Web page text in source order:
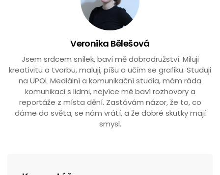
Veronika Bělešová
Jsem srdcem snílek, baví mě dobrodružství. Miluji
kreativitu a tvorbu, maluji, píšu a učím se grafiku. Studuji
na UPOL Mediální a komunikační studia, mám ráda
komunikaci s lidmi, nejvíce mě baví rozhovory a
reportáže z místa dění. Zastávám názor, že to, co
dáme do světa, se nám vrátí, a že dobré skutky mají
smysl.